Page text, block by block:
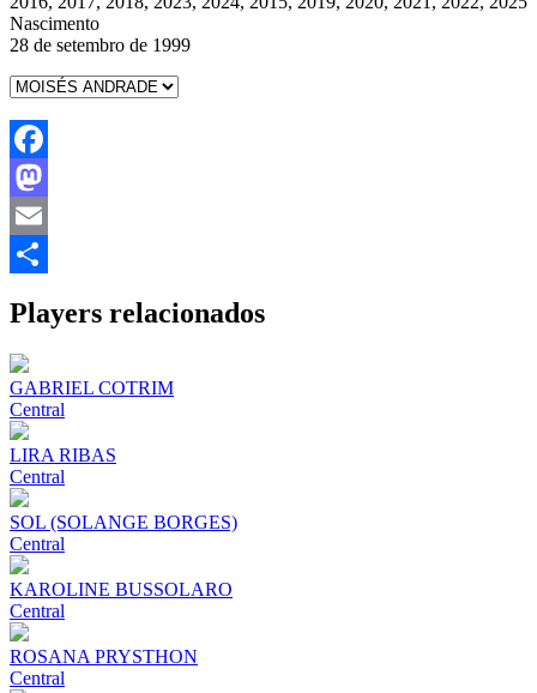
Nascimento
28 de setembro de 1999
Facebook
Mastodon
Email
Players relacionados
GABRIEL COTRIM
Central
LIRA RIBAS
Central
SOL (SOLANGE BORGES)
Central
KAROLINE BUSSOLARO
Central
ROSANA PRYSTHON
Central